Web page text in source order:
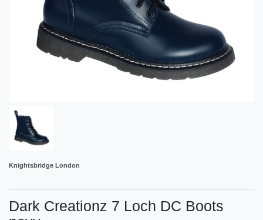
Knightsbridge London
Dark Creationz 7 Loch DC Boots